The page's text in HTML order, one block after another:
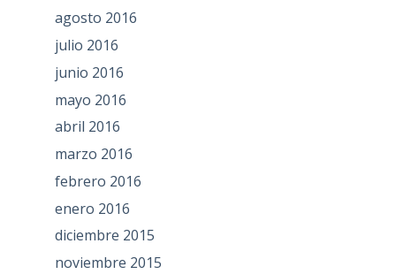
agosto 2016
julio 2016
junio 2016
mayo 2016
abril 2016
marzo 2016
febrero 2016
enero 2016
diciembre 2015
noviembre 2015